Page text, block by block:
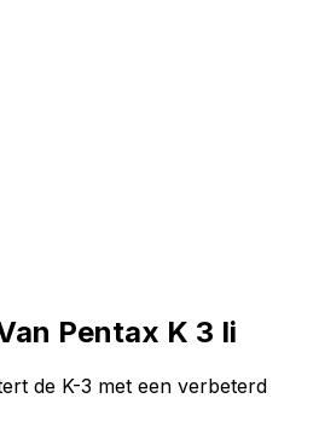
Pentax K 3 Ii
de K-3 met een verbeterd